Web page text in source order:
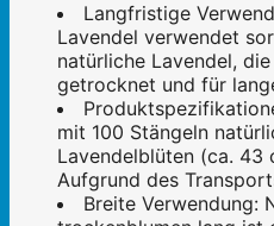
Langfristige
Lavendel verwendet
natürliche Lavendel,
getrocknet und für
mit 100 Stängeln
Lavendelblüten (ca. 43
Aufgrund des
Breite Verwendung: